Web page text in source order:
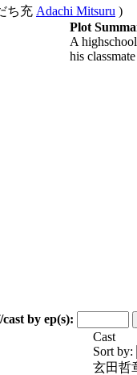
ち充 Adachi Mitsuru )
Plot
A
his
by ep(s):
Cast
Sort by:
玄田哲